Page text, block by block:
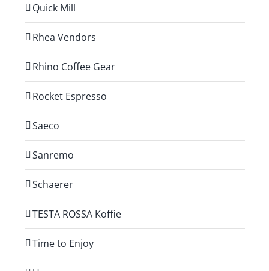
Quick Mill
Rhea Vendors
Rhino Coffee Gear
Rocket Espresso
Saeco
Sanremo
Schaerer
TESTA ROSSA Koffie
Time to Enjoy